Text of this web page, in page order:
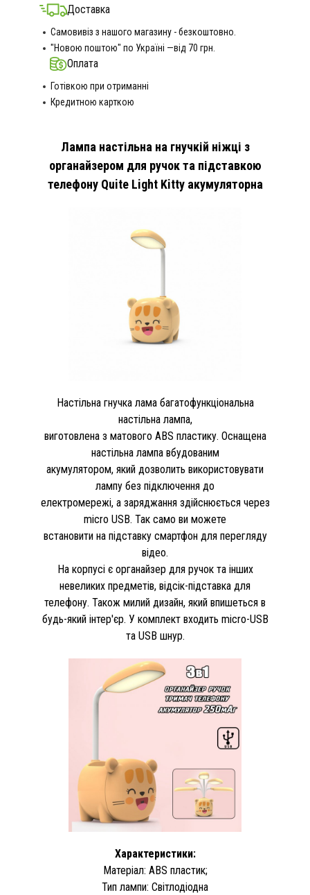
Доставка
Самовивіз з нашого магазину - безкоштовно.
"Новою поштою" по Україні —від 70 грн.
Оплата
Готівкою при отриманні
Кредитною карткою
Лампа настільна на гнучкій ніжці з
органайзером для ручок та підставкою
телефону Quite Light Kitty акумуляторна
Настільна гнучка лама багатофункціональна
настільна лампа,
виготовлена з матового ABS пластику. Оснащена
настільна лампа вбудованим
акумулятором, який дозволить використовувати
лампу без підключення до
електромережі, а заряджання здійснюється через
micro USB. Так само ви можете
встановити на підставку смартфон для перегляду
відео.
На корпусі є органайзер для ручок та інших
невеликих предметів, відсік-підставка для
телефону. Також милий дизайн, який впишеться в
будь-який інтер'єр. У комплект входить micro-USB
та USB шнур.
Характеристики:
Матеріал: ABS пластик;
Тип лампи: Світлодіодна